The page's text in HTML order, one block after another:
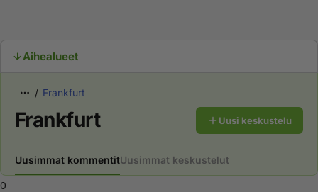
Aihealueet
Frankfurt
Frankfurt Uusi keskustelu
Uusimmat kommentitUusimmat keskustelut
0